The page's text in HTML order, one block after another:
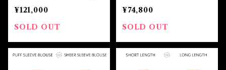
leats Stainless Coat
¥121,000
SOLD OUT
Pleats Pants Skirt
¥74,800
SOLD OUT